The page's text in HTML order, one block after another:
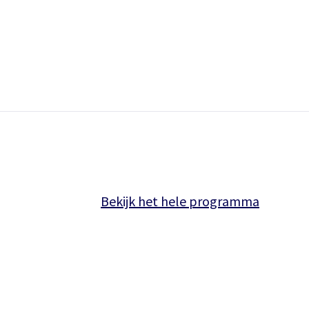
Bekijk het hele programma